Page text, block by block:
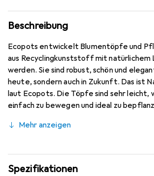
Beschreibung
Ecopots entwickelt Blumentöpfe und
aus Recyclingkunststoff mit
werden. Sie sind robust, schön und
heute, sondern auch in Zukunft. Das ist
laut Ecopots. Die Töpfe sind sehr leicht,
einfach zu bewegen und ideal zu
Mehr anzeigen
Spezifikationen